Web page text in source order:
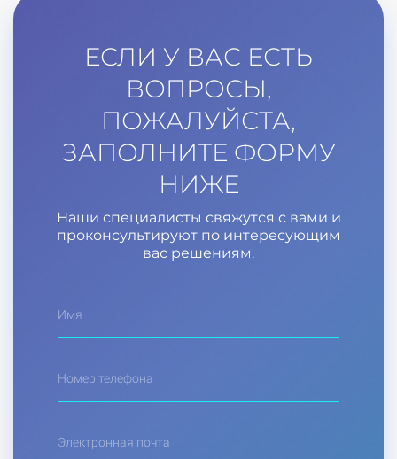
ЕСЛИ У ВАС ЕСТЬ
ВОПРОСЫ,
ПОЖАЛУЙСТА,
ЗАПОЛНИТЕ ФОРМУ
НИЖЕ
Наши специалисты свяжутся с вами и
проконсультируют по интересующим
вас решениям.
Имя
Номер телефона
Электронная почта